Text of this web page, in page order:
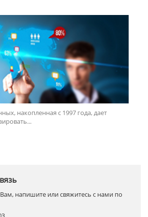
накопленная с 1997 года, дает
напишите или свяжитесь с нами по